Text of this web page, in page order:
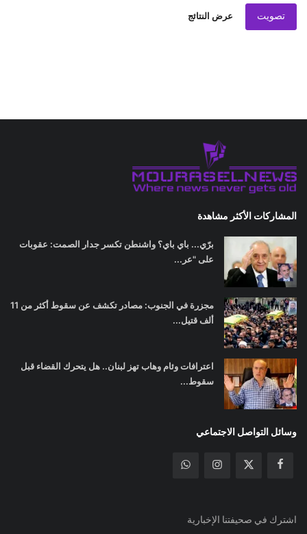
تصويت عرض النتائج
المشاركات الأكثر مشاهدة
برّي... باي باي؟ واشنطن تكسر جدار الصمت: عقوبات
على "عر...
مجزرة في الجنوب: مصادر تكشف عن سقوط أكثر من 11
ألف قتيل...
اعترافات وئام وهاب تهز لبنان.. هل يتحرك القضاء قبل
سقوط...
وسائل التواصل الاجتماعي
اشترك في صحيفتنا الإخبارية